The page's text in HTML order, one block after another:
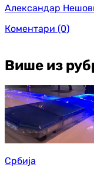
Александар
Коментари (0)
Више из
Србија